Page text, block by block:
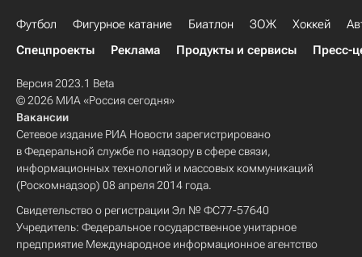
Футбол Фигурное катание Биатлон ЗОЖ Хоккей
Спецпроекты
Реклама Продукты и сервисы Пресс-
Версия 2023.1 Beta
© 2026 МИА «Россия сегодня»
Вакансии
Сетевое издание РИА Новости зарегистрировано
в Федеральной службе по надзору в сфере связи,
информационных технологий и массовых коммуникаций
(Роскомнадзор) 08 апреля 2014 года.
Свидетельство о регистрации Эл № ФС77-57640
Учредитель: Федеральное государственное унитарное
предприятие Международное информационное агентство